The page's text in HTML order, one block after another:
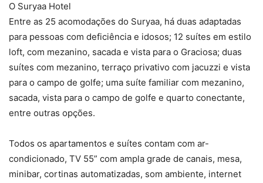
O Suryaa Hotel
Entre as 25 acomodações do Suryaa, há duas adaptadas
para pessoas com deficiência e idosos; 12 suítes em estilo
loft, com mezanino, sacada e vista para o Graciosa; duas
suítes com mezanino, terraço privativo com jacuzzi e vista
para o campo de golfe; uma suíte familiar com mezanino,
sacada, vista para o campo de golfe e quarto conectante,
entre outras opções.
Todos os apartamentos e suítes contam com ar-
condicionado, TV 55” com ampla grade de canais, mesa,
minibar, cortinas automatizadas, som ambiente, internet